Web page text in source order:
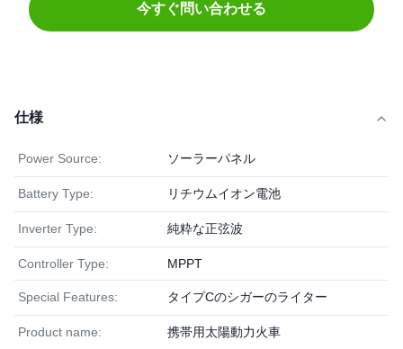
今すぐ問い合わせる
仕様
Power Source: ソーラーパネル
Battery Type: リチウムイオン電池
Inverter Type: 純粋な正弦波
Controller Type: MPPT
Special Features: タイプCのシガーのライター
Product name: 携帯用太陽動力火車